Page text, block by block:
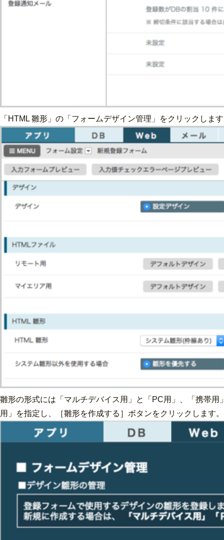
「HTML 雛形」の「フォームデザイン管理」をクリックしま
雛形の形式には「マルチデバイス用」と「PC用」、「携帯
用」を指定し、［雛形を作成する］ボタンをクリックします。